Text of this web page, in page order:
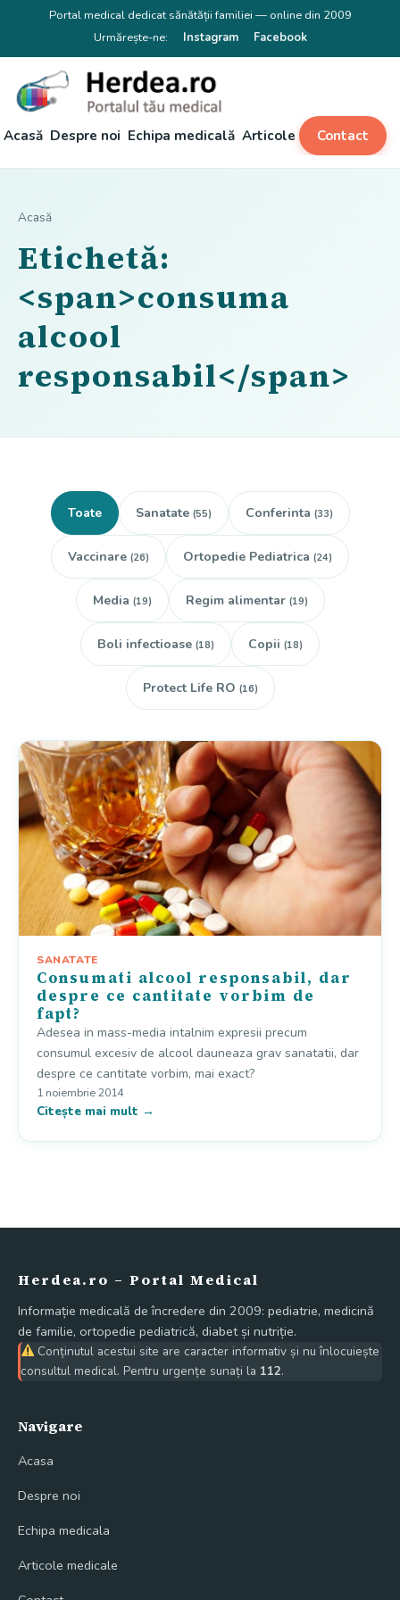
Portal medical dedicat sănătății familiei — online din 2009
Urmărește-ne:
Instagram Facebook
Acasă Despre noi Echipa medicală Articole Contact
Acasă
Etichetă:
<span>consuma
alcool
responsabil</span>
Toate Sanatate (55) Conferinta (33)
Vaccinare (26) Ortopedie Pediatrica (24)
Media (19) Regim alimentar (19)
Boli infectioase (18) Copii (18)
Protect Life RO (16)
SANATATE
Consumati alcool responsabil, dar
despre ce cantitate vorbim de
fapt?
Adesea in mass-media intalnim expresii precum
consumul excesiv de alcool dauneaza grav sanatatii, dar
despre ce cantitate vorbim, mai exact?
1 noiembrie 2014
Citește mai mult →
Herdea.ro – Portal Medical
Informație medicală de încredere din 2009: pediatrie, medicină
de familie, ortopedie pediatrică, diabet și nutriție.
Conținutul acestui site are caracter informativ și nu înlocuiește
consultul medical. Pentru urgențe sunați la 112.
Navigare
Acasa
Despre noi
Echipa medicala
Articole medicale